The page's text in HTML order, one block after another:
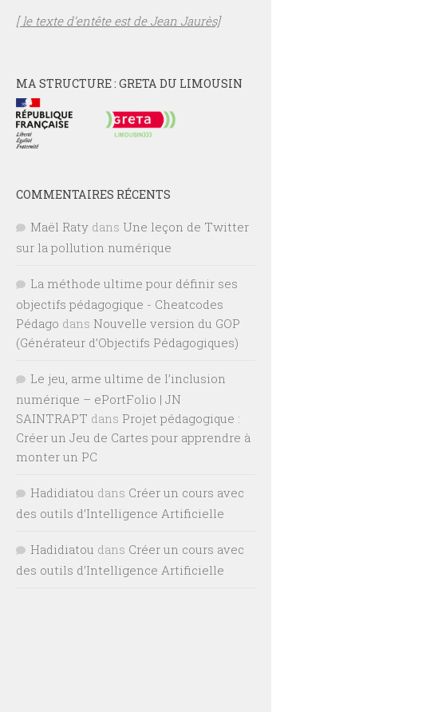
[ le texte d’entête est de Jean Jaurès]
MA STRUCTURE : GRETA DU LIMOUSIN
COMMENTAIRES RÉCENTS
Maël Raty dans Une leçon de Twitter
sur la pollution numérique
La méthode ultime pour définir ses
objectifs pédagogique - Cheatcodes
Pédago dans Nouvelle version du GOP
(Générateur d’Objectifs Pédagogiques)
Le jeu, arme ultime de l’inclusion
numérique – ePortFolio | JN
SAINTRAPT dans Projet pédagogique :
Créer un Jeu de Cartes pour apprendre à
monter un PC
Hadidiatou dans Créer un cours avec
des outils d’Intelligence Artificielle
Hadidiatou dans Créer un cours avec
des outils d’Intelligence Artificielle